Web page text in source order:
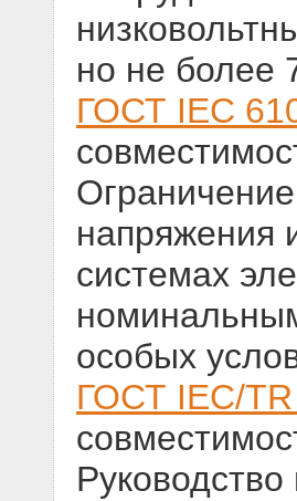
но не более
ГОСТ IEC
напряжения
системах
особых
ГОСТ IEC/